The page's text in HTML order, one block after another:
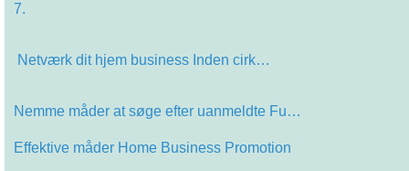
7.
Netværk dit hjem business Inden cirk…
Nemme måder at søge efter uanmeldte Fu…
Effektive måder Home Business Promotion